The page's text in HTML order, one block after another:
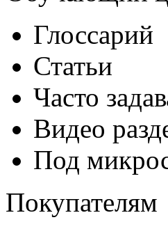
Глоссарий
Статьи
Часто
Видео
Под
Покупателям